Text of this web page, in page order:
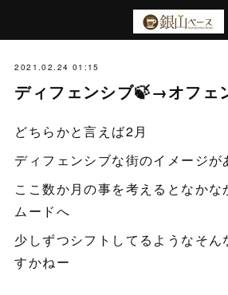
2021.02.24 01:15
ディフェンシブ🍃→オフェ
どちらかと言えば2月
ディフェンシブな街のイメージが
ここ数か月の事を考えるとなかな
ムードへ
少しずつシフトしてるようなそん
すかねー